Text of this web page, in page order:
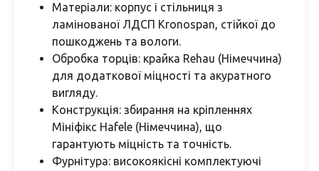
Матеріали: корпус і стільниця з
ламінованої ЛДСП Kronospan, стійкої до
пошкоджень та вологи.
Обробка торців: крайка Rehau (Німеччина)
для додаткової міцності та акуратного
вигляду.
Конструкція: збирання на кріпленнях
Мініфікс Hafele (Німеччина), що
гарантують міцність та точність.
Фурнітура: високоякісні комплектуючі